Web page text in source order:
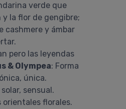
verde que
la flor de gengibre;
cashmere y ámbar
pero las leyendas
& Olympea: Forma
única.
sensual.
orientales florales.